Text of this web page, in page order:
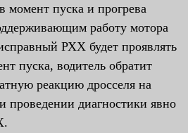
момент пуска и прогрева
работу мотора
РХХ будет проявлять
пуска, водитель обратит
реакцию дросселя на
проведении диагностики явно